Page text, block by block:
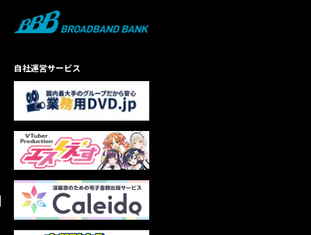
自社運営サービス